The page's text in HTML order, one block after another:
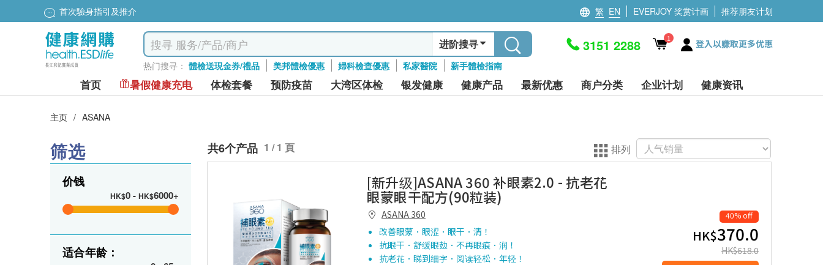
首次驗身指引及推介 繁 EN EVERJOY 奖赏计画 推荐朋友计划
进阶搜寻
热门搜寻： 體檢送現金券/禮品 美邦體檢優惠 婦科檢查優惠 私家醫院 新手體檢指南
3151 2288 1 登入以赚取更多优惠
首页 暑假健康充电 体检套餐 预防疫苗 大湾区体检 银发健康 健康产品 最新优惠 商户分类 企业计划 健康资讯
主页 / ASANA
筛选
价钱
HK$0- HK$6000+
适合年龄：
共6个产品 1 / 1 頁 排列
[新升级]ASANA 360 补眼素2.0 - 抗老花
眼蒙眼干配方(90粒装)
ASANA 360
改善眼蒙．眼涩．眼干．清！
抗眼干．舒缓眼攰．不再眼痕．润！
抗老花．睇到细字．阅读轻松．年轻！
40% off
HK$370.0
HK$618.0